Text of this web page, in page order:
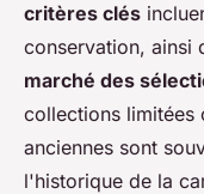
critères clés
conservation, ainsi
marché des
collections limitées
anciennes sont
l'historique de la